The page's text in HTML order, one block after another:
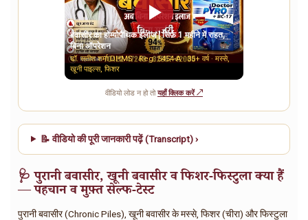
बवासीर का होम्योपैथिक इलाज | सिर्फ़ 1 महीने में राहत,
बिना ऑपरेशन
डॉ. सतीश शर्मा DHMS · Reg. 5454-A · 35+ वर्ष · मस्से,
खूनी पाइल्स, फिशर
वीडियो लोड न हो तोयहाँ क्लिक करें ↗
📝 वीडियो की पूरी जानकारी पढ़ें (Transcript) ›
🩺 पुरानी बवासीर, खूनी बवासीर व फिशर-फिस्टुला क्या हैं
— पहचान व मुफ़्त सेल्फ-टेस्ट
पुरानी बवासीर (Chronic Piles), खूनी बवासीर के मस्से, फिशर (चीरा) और फिस्टुला